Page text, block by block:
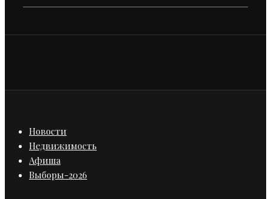
Новости
Недвижимость
Афиша
Выборы-2026